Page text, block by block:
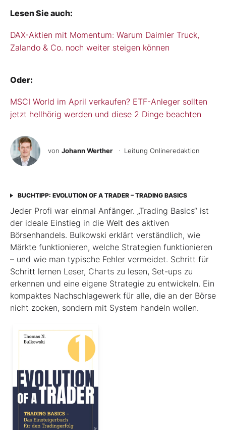
Lesen Sie auch:
DAX-Aktien mit Momentum: Warum Daimler Truck,
Zalando & Co. noch weiter steigen können
Oder:
MSCI World im April verkaufen? ETF-Anleger sollten
jetzt hellhörig werden und diese 2 Dinge beachten
von Johann Werther · Leitung Onlineredaktion
BUCHTIPP: EVOLUTION OF A TRADER – TRADING BASICS
Jeder Profi war einmal Anfänger. „Trading Basics“ ist
der ideale Einstieg in die Welt des aktiven
Börsenhandels. Bulkowski erklärt verständlich, wie
Märkte funktionieren, welche Strategien funktionieren
– und wie man typische Fehler vermeidet. Schritt für
Schritt lernen Leser, Charts zu lesen, Set-ups zu
erkennen und eine eigene Strategie zu entwickeln. Ein
kompaktes Nachschlagewerk für alle, die an der Börse
nicht zocken, sondern mit System handeln wollen.